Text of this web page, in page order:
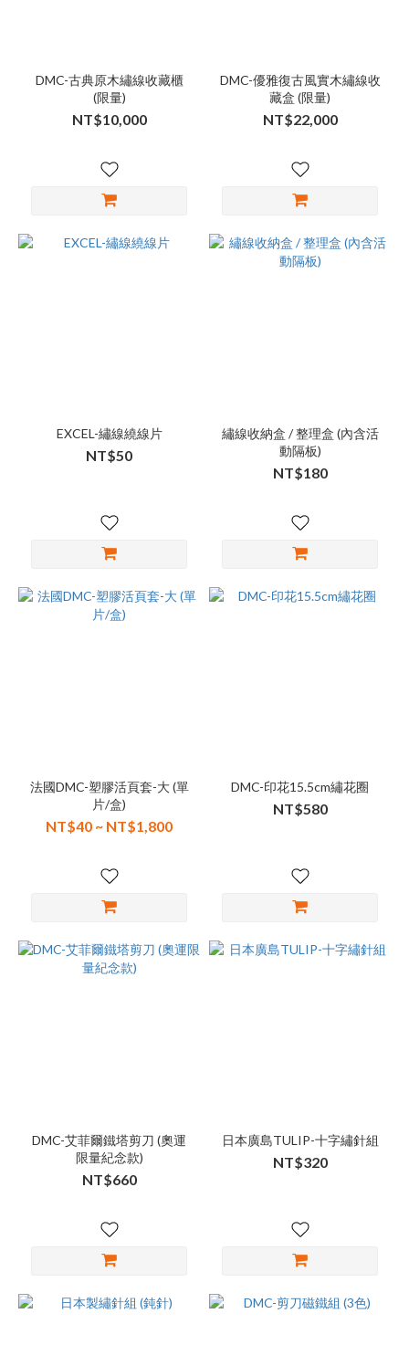
DMC-古典原木繡線收藏櫃
(限量)
NT$10,000
DMC-優雅復古風實木繡線收
藏盒 (限量)
NT$22,000
EXCEL-繡線繞線片
NT$50
繡線收納盒 / 整理盒 (內含活
動隔板)
NT$180
法國DMC-塑膠活頁套-大 (單
片/盒)
NT$40 ~ NT$1,800
DMC-印花15.5cm繡花圈
NT$580
DMC-艾菲爾鐵塔剪刀 (奧運
限量紀念款)
NT$660
日本廣島TULIP-十字繡針組
NT$320